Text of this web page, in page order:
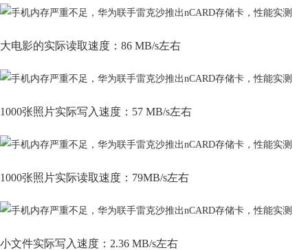
大电影的实际读取速度：86 MB/s左右
1000张照片实际写入速度：57 MB/s左右
1000张照片实际读取速度：79MB/s左右
小文件实际写入速度：2.36 MB/s左右